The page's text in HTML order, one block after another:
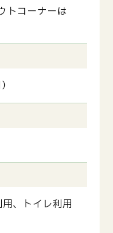
トコーナーは
、トイレ利用